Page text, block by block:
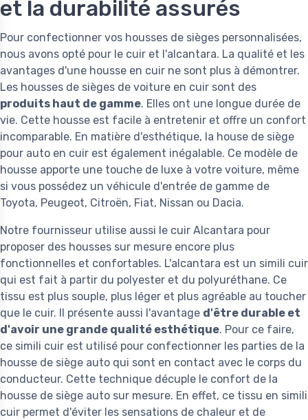
et la durabilité assurés
Pour confectionner vos housses de sièges personnalisées,
nous avons opté pour le cuir et l'alcantara. La qualité et les
avantages d'une housse en cuir ne sont plus à démontrer.
Les housses de sièges de voiture en cuir sont des
produits haut de gamme. Elles ont une longue durée de
vie. Cette housse est facile à entretenir et offre un confort
incomparable. En matière d'esthétique, la house de siège
pour auto en cuir est également inégalable. Ce modèle de
housse apporte une touche de luxe à votre voiture, même
si vous possédez un véhicule d'entrée de gamme de
Toyota, Peugeot, Citroën, Fiat, Nissan ou Dacia.
Notre fournisseur utilise aussi le cuir Alcantara pour
proposer des housses sur mesure encore plus
fonctionnelles et confortables. L'alcantara est un simili cuir
qui est fait à partir du polyester et du polyuréthane. Ce
tissu est plus souple, plus léger et plus agréable au toucher
que le cuir. Il présente aussi l'avantage d'être durable et
d'avoir une grande qualité esthétique. Pour ce faire,
ce simili cuir est utilisé pour confectionner les parties de la
housse de siège auto qui sont en contact avec le corps du
conducteur. Cette technique décuple le confort de la
housse de siège auto sur mesure. En effet, ce tissu en simili
cuir permet d'éviter les sensations de chaleur et de